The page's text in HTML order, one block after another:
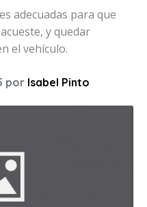
adecuadas para que
y quedar
el vehículo.
por Isabel Pinto